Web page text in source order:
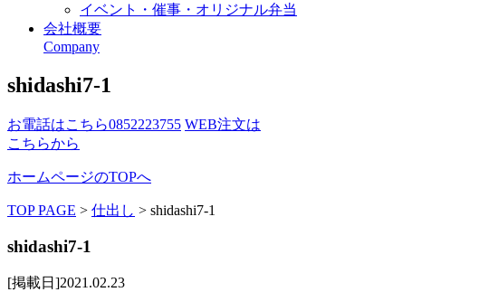
イベント・催事・オリジナル弁当
会社概要
Company
shidashi7-1
お電話はこちら0852223755 WEB注文は
こちらから
ホームページのTOPへ
TOP PAGE > 仕出し > shidashi7-1
shidashi7-1
[掲載日]2021.02.23